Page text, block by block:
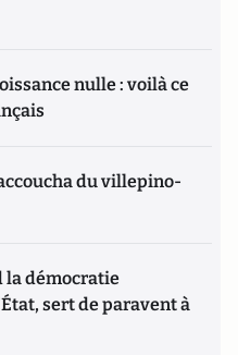
nulle : voilà ce
du villepino-
la démocratie
sert de paravent à